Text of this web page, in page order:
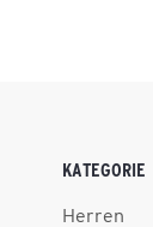
KATEGORIE
Herren